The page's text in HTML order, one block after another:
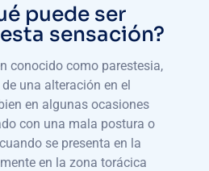
puede ser
sensación?
conocido como parestesia,
una alteración en el
en algunas ocasiones
con una mala postura o
se presenta en la
en la zona torácica